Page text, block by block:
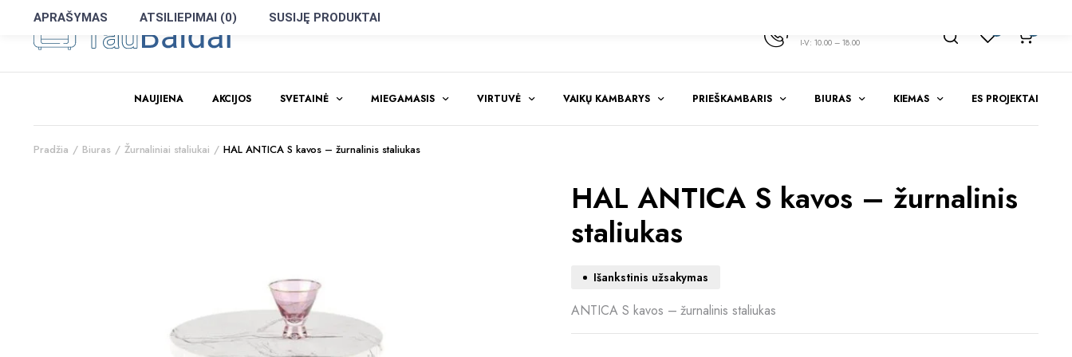
I-V: 10.00 – 18.00
NAUJIENA AKCIJOS SVETAINĖ MIEGAMASIS VIRTUVĖ VAIKŲ KAMBARYS PRIEŠKAMBARIS BIURAS KIEMAS ES PROJEKTAI
Pradžia Biuras Žurnaliniai staliukai HAL ANTICA S kavos – žurnalinis staliukas
HAL ANTICA S kavos – žurnalinis
staliukas
Išankstinis užsakymas
ANTICA S kavos – žurnalinis staliukas
APRAŠYMAS ATSILIEPIMAI (0) SUSIJĘ PRODUKTAI